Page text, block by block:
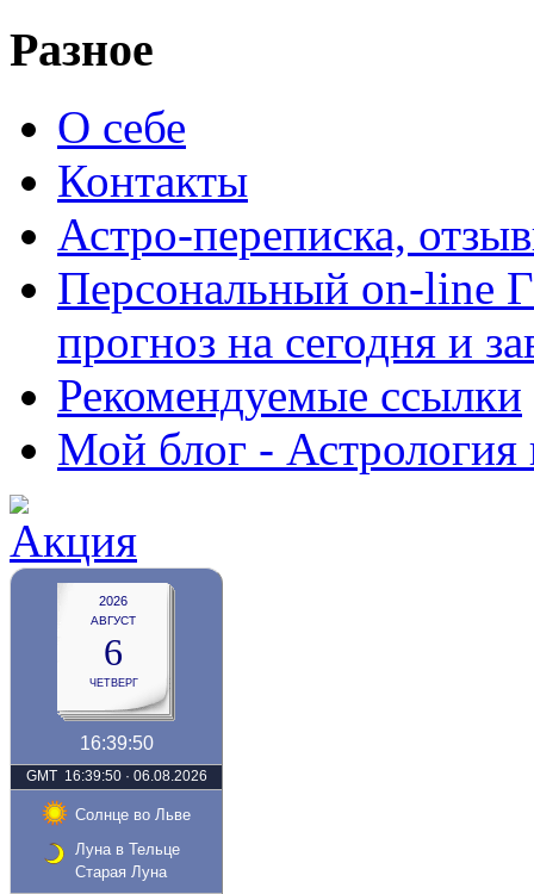
Разное
О себе
Контакты
Астро-переписка,
Персональный on-
прогноз на сегодня и
Рекомендуемые ссылки
Мой блог - Астрология